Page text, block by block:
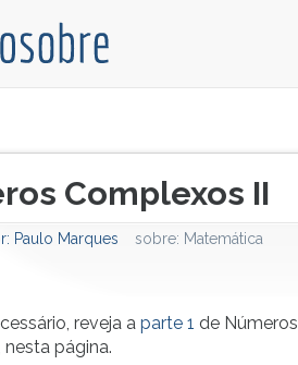
Complexos II
Paulo Marques sobre: Matemática
reveja a parte 1 de Números
página.